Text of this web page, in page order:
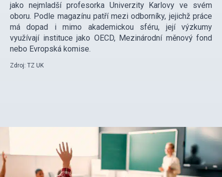
jako nejmladší profesorka Univerzity Karlovy ve svém
oboru. Podle magazínu patří mezi odborníky, jejichž práce
má dopad i mimo akademickou sféru, její výzkumy
využívají instituce jako OECD, Mezinárodní měnový fond
nebo Evropská komise.
Zdroj: TZ UK